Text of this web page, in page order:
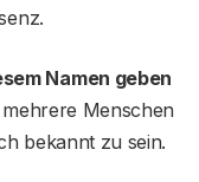
Namen geben
Menschen
bekannt zu sein.